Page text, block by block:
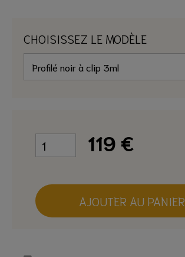
CHOISISSEZ LE MODÈLE
119 €
AJOUTER AU PANIER